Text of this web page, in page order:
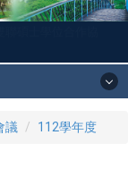
議 112學年度